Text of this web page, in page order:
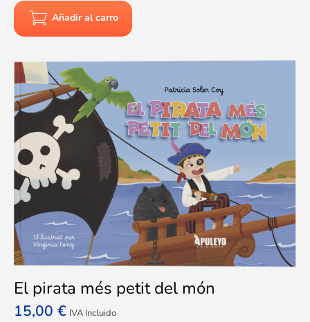
Añadir al carro
El pirata més petit del món
15,00 € IVA Incluido